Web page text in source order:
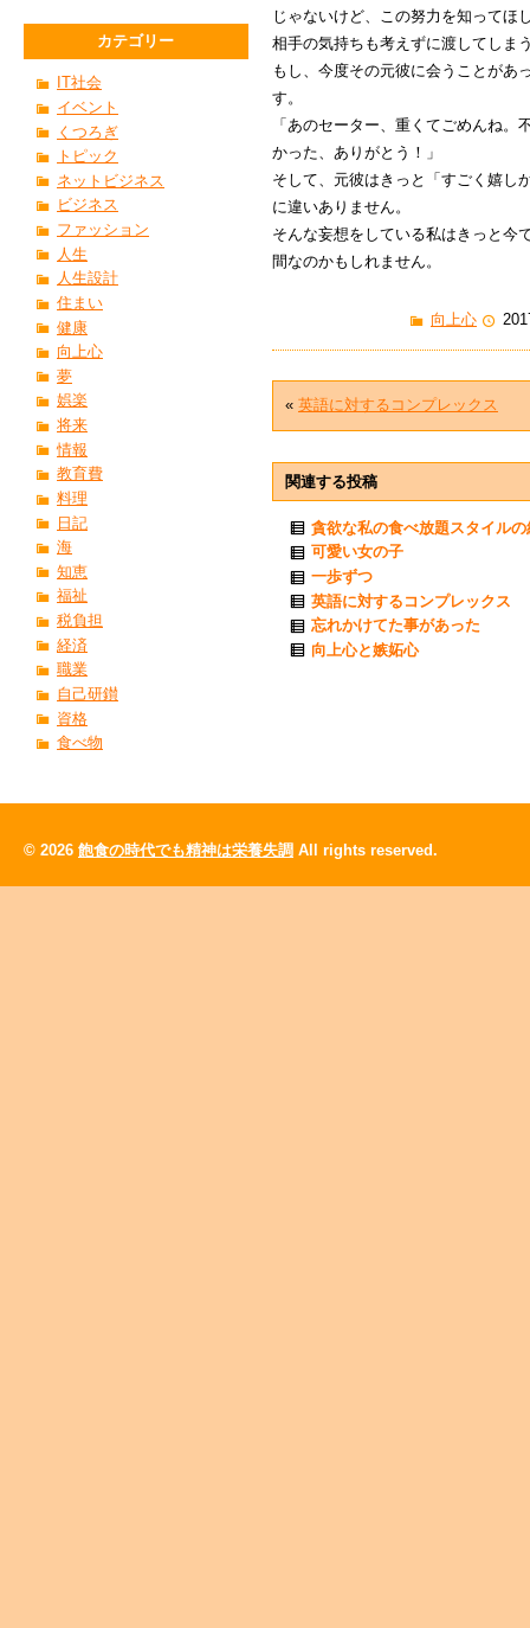
じゃないけど、この努力を知ってほ
相手の気持ちも考えずに渡してしま
もし、今度その元彼に会うことがあ
す。
「あのセーター、重くてごめんね
かった、ありがとう！」
そして、元彼はきっと「すごく嬉し
に違いありません。
そんな妄想をしている私はきっと今
間なのかもしれません。
向上心
« 英語に対するコンプレックス
関連する投稿
貪欲な私の食べ放題スタイルの
可愛い女の子
一歩ずつ
英語に対するコンプレックス
忘れかけてた事があった
向上心と嫉妬心
カテゴリー
IT社会
イベント
くつろぎ
トピック
ネットビジネス
ビジネス
ファッション
人生
人生設計
住まい
健康
向上心
夢
娯楽
将来
情報
教育費
料理
日記
海
知恵
福祉
税負担
経済
職業
自己研鑚
資格
食べ物
© 2026 飽食の時代でも精神は栄養失調 All rights reserved.